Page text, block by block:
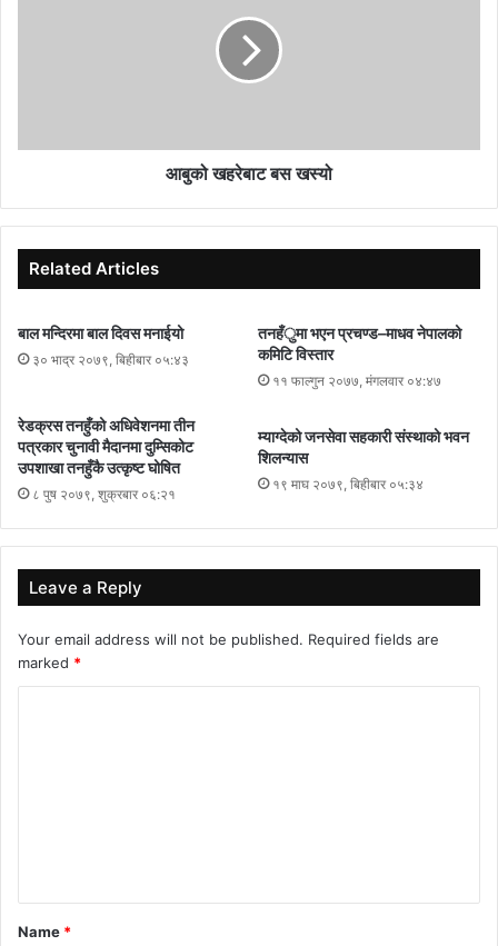
आबुको खहरेबाट बस खस्यो
Related Articles
बाल मन्दिरमा बाल दिवस मनाईयो
३० भाद्र २०७९, बिहीबार ०५:४३
तनहँुमा भएन प्रचण्ड–माधव नेपालको
कमिटि विस्तार
११ फाल्गुन २०७७, मंगलवार ०४:४७
रेडक्रस तनहुँको अधिवेशनमा तीन
पत्रकार चुनावी मैदानमा दुम्सिकोट
उपशाखा तनहुँकै उत्कृष्ट घोषित
८ पुष २०७९, शुक्रबार ०६:२१
म्याग्देको जनसेवा सहकारी संस्थाको भवन
शिलन्यास
१९ माघ २०७९, बिहीबार ०५:३४
Leave a Reply
Your email address will not be published. Required fields are
marked *
t
*
Name *